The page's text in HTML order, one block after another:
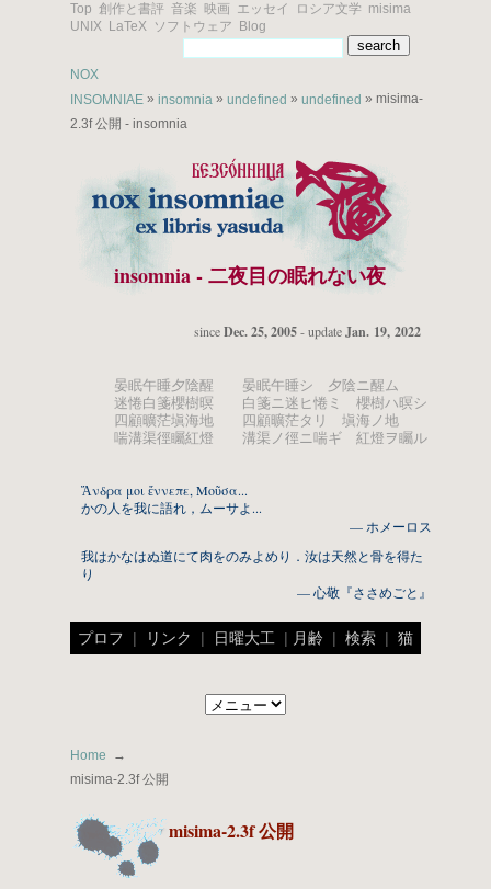
Top 創作と書評 音楽 映画 エッセイ ロシア文学 misima
UNIX LaTeX ソフトウェア Blog
NOX
INSOMNIAE » insomnia » undefined » undefined » misima-
2.3f 公開 - insomnia
insomnia - 二夜目の眠れない夜
sinceDec. 25, 2005- updateJan. 19, 2022
晏眠午睡夕陰醒 晏眠午睡シ 夕陰ニ醒ム
迷惓白箋櫻樹暝 白箋ニ迷ヒ惓ミ 櫻樹ハ暝シ
四顧曠茫塡海地 四顧曠茫タリ 塡海ノ地
喘溝渠徑矚紅燈 溝渠ノ徑ニ喘ギ 紅燈ヲ矚ル
Ἄνδρα μοι ἔννεπε, Μοῦσα...
かの人を我に語れ，ムーサよ...
— ホメーロス
我はかなはぬ道にて肉をのみよめり．汝は天然と骨を得た
り
— 心敬『ささめごと』
プロフ | リンク | 日曜大工 | 月齢 | 検索 | 猫
Home
misima-2.3f 公開
misima-2.3f 公開